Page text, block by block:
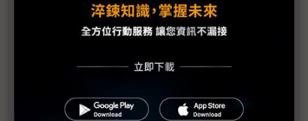
憑藉預製式機房 從容因應未來維運管理需求